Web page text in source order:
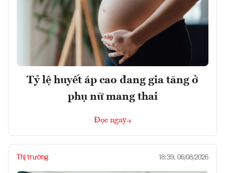
Tỷ lệ huyết áp cao đang gia tăng ở
phụ nữ mang thai
Đọc ngay
Thị trường 18:39, 06/08/2026